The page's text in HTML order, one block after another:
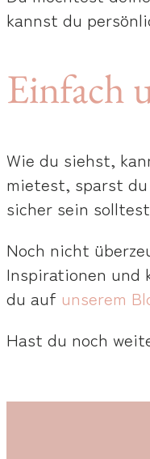
kannst du
Einfach
Wie du siehst,
mietest, sparst
sicher sein
Noch nicht
Inspirationen und
du auf unserem
Hast du noch